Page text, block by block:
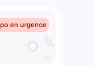
en urgence